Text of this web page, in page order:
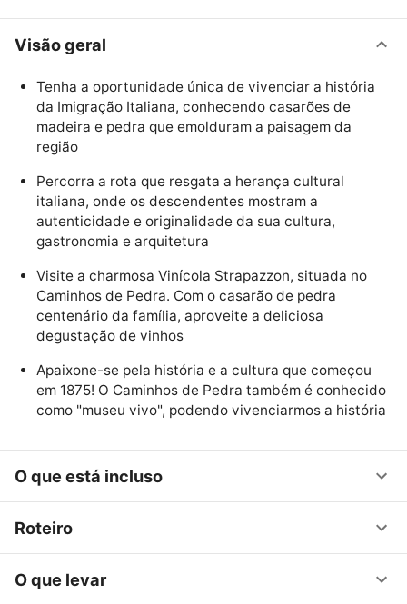
Visão geral
Tenha a oportunidade única de vivenciar a história
da Imigração Italiana, conhecendo casarões de
madeira e pedra que emolduram a paisagem da
região
Percorra a rota que resgata a herança cultural
italiana, onde os descendentes mostram a
autenticidade e originalidade da sua cultura,
gastronomia e arquitetura
Visite a charmosa Vinícola Strapazzon, situada no
Caminhos de Pedra. Com o casarão de pedra
centenário da família, aproveite a deliciosa
degustação de vinhos
Apaixone-se pela história e a cultura que começou
em 1875! O Caminhos de Pedra também é conhecido
como "museu vivo", podendo vivenciarmos a história
O que está incluso
Roteiro
O que levar